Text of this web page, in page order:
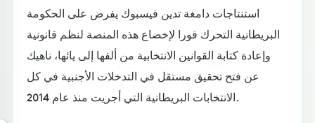
استنتاجات دامغة تدين فيسبوك يفرض على الحكومة
البريطانية التحرك فورا لإخضاع هذه المنصة لنظم قانونية
وإعادة كتابة القوانين الانتخابية من ألفها إلى يائها، ناهيك
عن فتح تحقيق مستقل في التدخلات الأجنبية في كل
الانتخابات البريطانية التي أجريت منذ عام 2014.